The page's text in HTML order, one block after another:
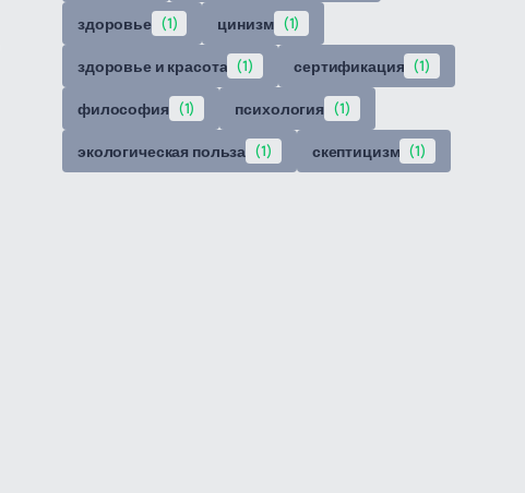
здоровье (1) цинизм (1)
здоровье и красота (1) сертификация (1)
философия (1) психология (1)
экологическая польза (1) скептицизм (1)